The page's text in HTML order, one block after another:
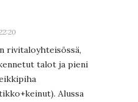
rivitaloyhteisössä,
talot ja pieni
Alussa